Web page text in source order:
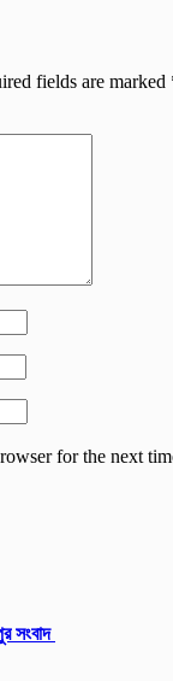
fields are marked
for the next
সংবাদ